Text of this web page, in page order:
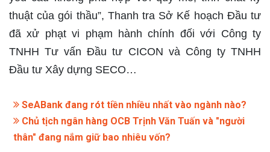
thuật của gói thầu”, Thanh tra Sở Kế hoạch Đầu tư
đã xử phạt vi phạm hành chính đối với Công ty
TNHH Tư vấn Đầu tư CICON và Công ty TNHH
Đầu tư Xây dựng SECO…
SeABank đang rót tiền nhiều nhất vào ngành nào?
Chủ tịch ngân hàng OCB Trịnh Văn Tuấn và "người
thân" đang nắm giữ bao nhiêu vốn?